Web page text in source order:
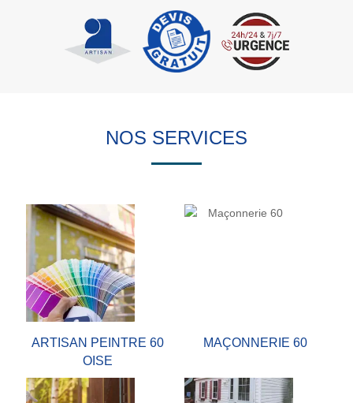
NOS SERVICES
ARTISAN PEINTRE 60
OISE
MAÇONNERIE 60